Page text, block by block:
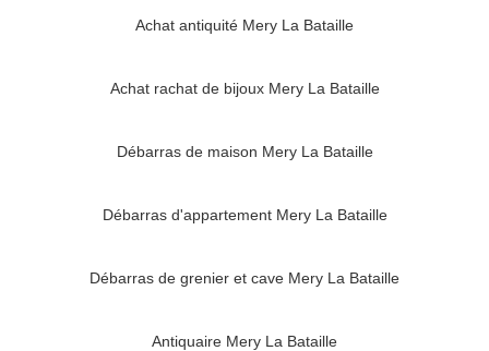
Achat antiquité Mery La Bataille
Achat rachat de bijoux Mery La Bataille
Débarras de maison Mery La Bataille
Débarras d'appartement Mery La Bataille
Débarras de grenier et cave Mery La Bataille
Antiquaire Mery La Bataille